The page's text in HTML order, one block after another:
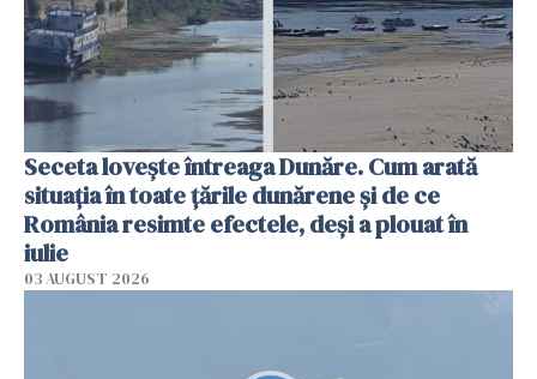
Seceta lovește întreaga Dunăre. Cum arată
situația în toate țările dunărene și de ce
România resimte efectele, deși a plouat în
iulie
03 AUGUST 2026